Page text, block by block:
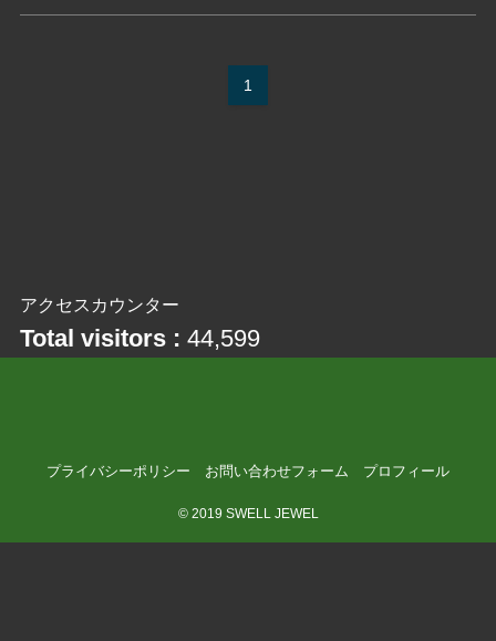
1
アクセスカウンター
Total visitors : 44,599
プライバシーポリシー お問い合わせフォーム プロフィール
©2019 SWELL JEWEL